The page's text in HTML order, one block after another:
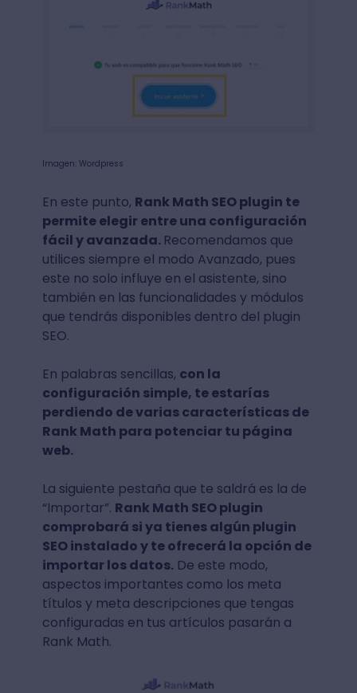
Imagen: Wordpress
En este punto, Rank Math SEO plugin te
permite elegir entre una configuración
fácil y avanzada. Recomendamos que
utilices siempre el modo Avanzado, pues
este no solo influye en el asistente, sino
también en las funcionalidades y módulos
que tendrás disponibles dentro del plugin
SEO.
En palabras sencillas, con la
configuración simple, te estarías
perdiendo de varias características de
Rank Math para potenciar tu página
web.
La siguiente pestaña que te saldrá es la de
“Importar”. Rank Math SEO plugin
comprobará si ya tienes algún plugin
SEO instalado y te ofrecerá la opción de
importar los datos.De este modo,
aspectos importantes como los meta
títulos y meta descripciones que tengas
configuradas en tus artículos pasarán a
Rank Math.